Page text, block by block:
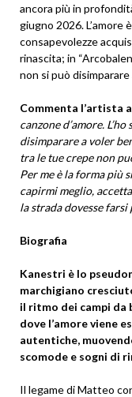
ancora più in
giugno 2026.
consapevolezze
rinascita; in
non si può
Commenta l’artista
canzone d’amore.
disimparare a voler
tra le tue crepe non
Per me è la forma più
capirmi meglio,
la strada dovesse farsi
Biografia
Kanestri è lo
marchigiano
il ritmo dei campi da
dove l’amore viene
autentiche,
scomode e sogni di
Il legame di Matteo